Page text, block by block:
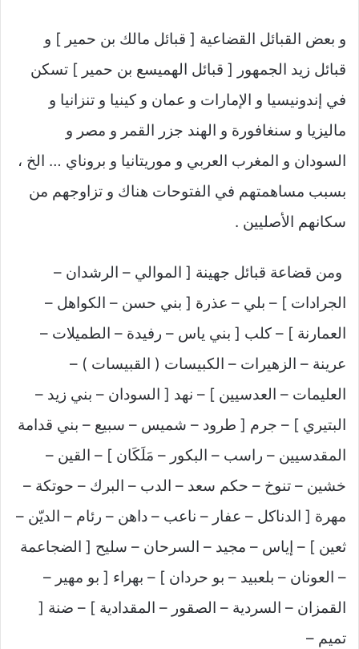
و بعض القبائل القضاعية [ قبائل مالك بن حمير ] و
قبائل زيد الجمهور [ قبائل الهميسع بن حمير ] تسكن
في إندونيسيا و الإمارات و عمان و كينيا و تنزانيا و
ماليزيا و سنغافورة و الهند جزر القمر و مصر و
السودان و المغرب العربي و موريتانيا و بروناي … الخ ،
بسبب مساهمتهم في الفتوحات هناك و تزاوجهم من
سكانهم الأصليين .
ومن قضاعة قبائل جهينة [ الموالي – الرشدان –
الجرادات ] – بلي – عذرة [ بني حسن – الكواهل –
العمارنة ] – كلب [ بني ياس – رفيدة – الطميلات –
عرينة – الزهيرات – الكبيسات ( القبيسات ) –
العليمات – العدسيين ] – نهد [ السودان – بني زيد –
البتيري ] – جرم [ طرود – شميس – سبيع – بني قدامة
المقدسيين – راسب – البكور – مَلَكَان ] – القين –
خشين – تنوخ – حكم سعد – الدب – البرك – حوتكة –
مهرة [ الدناكل – عفار – ناعب – داهن – رئام – الديّن –
ثعين ] – إياس – مجيد – السرحان – سليح [ الضجاعمة
– العونان – بلعبيد – بو حردان ] – بهراء [ بو مهير –
القمزان – السردية – الصقور – المقدادية ] – ضنة [
تميم –